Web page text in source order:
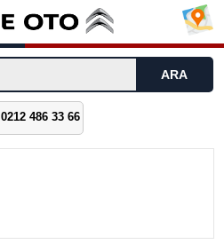
0212 486 33 66